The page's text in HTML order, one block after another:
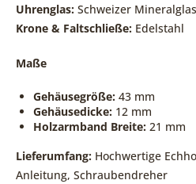
Uhrenglas: Schweizer Mineralglas
Krone & Faltschließe: Edelstahl
Maße
Gehäusegröße: 43 mm
Gehäusedicke: 12 mm
Holzarmband Breite: 21 mm
Lieferumfang: Hochwertige
Anleitung, Schraubendreher